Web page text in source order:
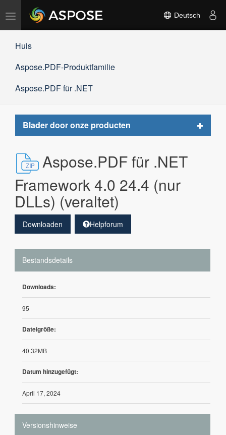
Navigation
umschalten
Deutsch
Huis
Aspose.PDF-Produktfamilie
Aspose.PDF für .NET
Blader door onze producten
Toggle
Aspose.PDF für .NET
Framework 4.0 24.4 (nur
DLLs) (veraltet)
Downloaden Helpforum
Bestandsdetails
Downloads:
95
Dateigröße:
40.32MB
Datum hinzugefügt:
April 17, 2024
Versionshinweise